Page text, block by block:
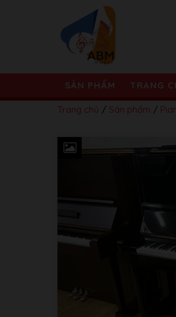
SẢN PHẨM TRANG
Trang chủ / Sản phẩm /